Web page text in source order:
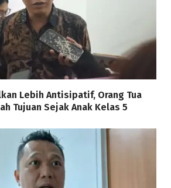
Lebih Antisipatif, Orang Tua
Tujuan Sejak Anak Kelas 5